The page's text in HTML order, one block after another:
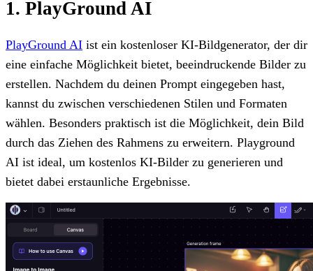
1. PlayGround AI
PlayGround AI ist ein kostenloser KI-Bildgenerator, der dir
eine einfache Möglichkeit bietet, beeindruckende Bilder zu
erstellen. Nachdem du deinen Prompt eingegeben hast,
kannst du zwischen verschiedenen Stilen und Formaten
wählen. Besonders praktisch ist die Möglichkeit, dein Bild
durch das Ziehen des Rahmens zu erweitern. Playground
AI ist ideal, um kostenlos KI-Bilder zu generieren und
bietet dabei erstaunliche Ergebnisse.